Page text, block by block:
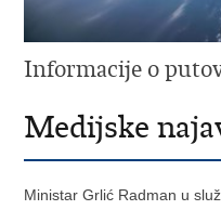
Informacije o
Medijske
Ministar Grlić Radman u